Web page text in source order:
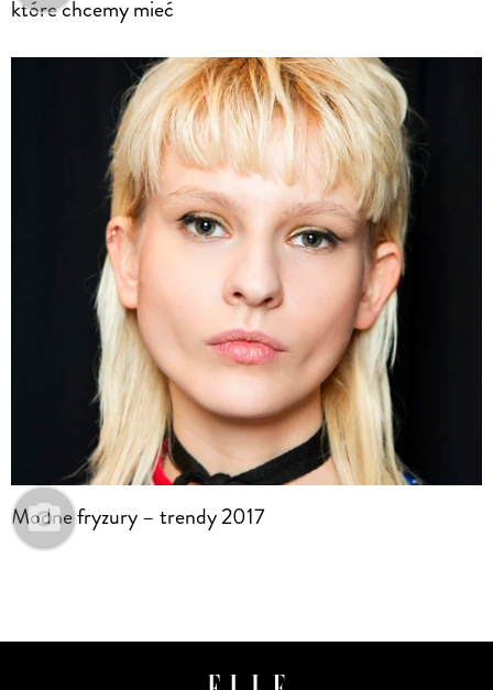
które chcemy mieć
Modne fryzury – trendy 2017